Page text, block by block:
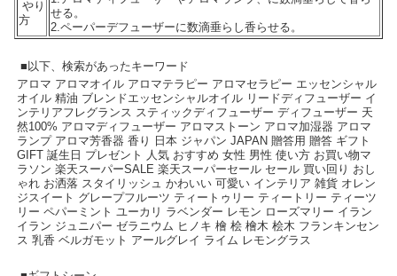
やり
方
せる。
2.ペーパーデフューザーに数滴垂らし香らせる。
■以下、検索があったキーワード
アロマ アロマオイル アロマテラピー アロマセラピー エッセンシャル
オイル 精油 ブレンドエッセンシャルオイル リードディフューザー イ
ンテリアフレグランス スティックディフューザー ディフューザー 天
然100% アロマディフューザー アロマストーン アロマ加湿器 アロマ
ランプ アロマ芳香器 香り 日本 ジャパン JAPAN 贈答用 贈答 ギフト
GIFT 誕生日 プレゼント 人気 おすすめ 女性 男性 使い方 お買い物マ
ラソン 楽天スーパーSALE 楽天スーパーセール セール 買い回り おし
ゃれ お洒落 スタイリッシュ かわいい 可愛い インテリア 雑貨 オレン
ジスイート グレープフルーツ ティートゥリー ティートリー ティーツ
リー ペパーミント ユーカリ ラベンダー レモン ローズマリー イラン
イラン ジュニパー ゼラニウム ヒノキ 檜 桧 檜木 桧木 フランキンセン
ス 乳香 ベルガモット アールグレイ ライム レモングラス